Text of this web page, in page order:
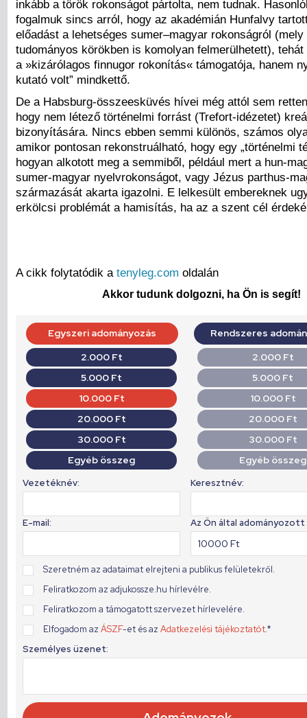
inkább a török rokonságot pártolta, nem tudnak.
fogalmuk sincs arról, hogy az akadémián Hunfalvy
előadást a lehetséges sumer–magyar rokonságról
tudományos körökben is komolyan felmerülhetett), tehát
a »kizárólagos finnugor rokonítás« támogatója, hanem
kutató volt” mindkettő.
De a Habsburg-összeesküvés hívei még attól sem
hogy nem létező történelmi forrást (Trefort-idézetet)
bizonyítására. Nincs ebben semmi különös, számos
amikor pontosan rekonstruálható, hogy egy „történelmi
hogyan alkotott meg a semmiből, például mert a hun-
sumer-magyar nyelvrokonságot, vagy Jézus parthus-
származását akarta igazolni. E lelkesült embereknek
erkölcsi problémát a hamisítás, ha az a szent cél
A cikk folytatódik a tenyleg.com oldalán
Akkor tudunk dolgozni, ha Ön is segít!